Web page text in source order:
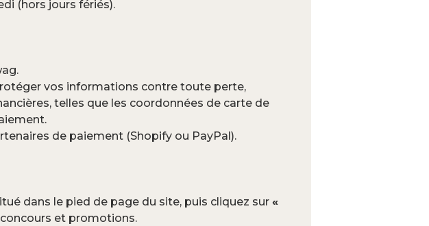
(hors jours fériés).
vos informations contre toute perte,
telles que les coordonnées de carte de
de paiement (Shopify ou PayPal).
dans le pied de page du site, puis cliquez sur «
et promotions.